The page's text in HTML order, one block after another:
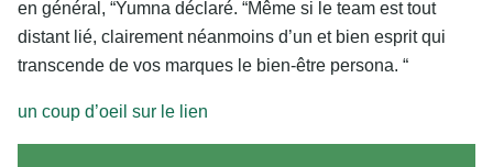
en général, “Yumna déclaré. “Même si le team est tout
distant lié, clairement néanmoins d’un et bien esprit qui
transcende de vos marques le bien-être persona. “
un coup d’oeil sur le lien